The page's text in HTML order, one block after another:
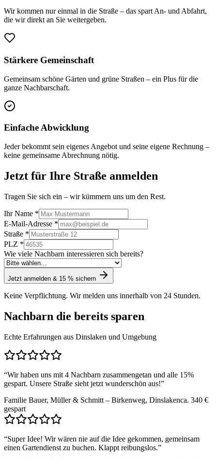
Wir kommen nur einmal in die Straße – das spart An- und Abfahrt,
die wir direkt an Sie weitergeben.
Stärkere Gemeinschaft
Gemeinsam schöne Gärten und grüne Straßen – ein Plus für die
ganze Nachbarschaft.
Einfache Abwicklung
Jeder bekommt sein eigenes Angebot und seine eigene Rechnung –
keine gemeinsame Abrechnung nötig.
Jetzt für Ihre Straße anmelden
Tragen Sie sich ein – wir kümmern uns um den Rest.
Ihr Name *
E-Mail-Adresse *
Straße *
PLZ *
Wie viele Nachbarn interessieren sich bereits?
Jetzt anmelden & 15 % sichern
Keine Verpflichtung. Wir melden uns innerhalb von 24 Stunden.
Nachbarn die bereits sparen
Echte Erfahrungen aus Dinslaken und Umgebung
“Wir haben uns mit 4 Nachbarn zusammengetan und alle 15%
gespart. Unsere Straße sieht jetzt wunderschön aus!”
Familie Bauer, Müller & Schmitt – Birkenweg, Dinslakenca. 340 €
gespart
“Super Idee! Wir wären nie auf die Idee gekommen, gemeinsam
einen Gartendienst zu buchen. Klappt reibungslos.”